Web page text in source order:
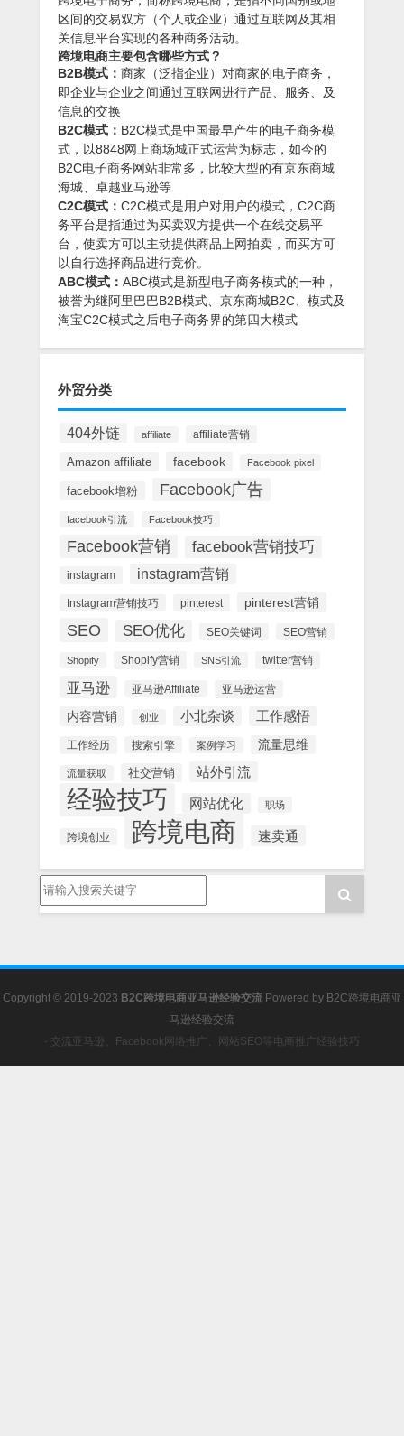
区间的交易双方（个人或企业）通过互联网及其相
关信息平台实现的各种商务活动。
跨境电商主要包含哪些方式？
B2B模式： 商家（泛指企业）对商家的电子商务，
即企业与企业之间通过互联网进行产品、服务、及
信息的交换
B2C模式： B2C模式是中国最早产生的电子商务模
式，以8848网上商场城正式运营为标志，如今的
B2C电子商务网站非常多，比较大型的有京东商城
海城、卓越亚马逊等
C2C模式： C2C模式是用户对用户的模式，C2C商
务平台是指通过为买卖双方提供一个在线交易平
台，使卖方可以主动提供商品上网拍卖，而买方可
以自行选择商品进行竞价。
ABC模式： ABC模式是新型电子商务模式的一种，
被誉为继阿里巴巴B2B模式、京东商城B2C、模式及
淘宝C2C模式之后电子商务界的第四大模式
外贸分类
404外链 affiliate affiliate营销
Amazon affiliate facebook Facebook pixel
facebook增粉 Facebook广告
facebook引流 Facebook技巧
Facebook营销 facebook营销技巧
instagram instagram营销
Instagram营销技巧 pinterest pinterest营销
SEO SEO优化 SEO关键词 SEO营销
Shopify Shopify营销 SNS引流 twitter营销
亚马逊 亚马逊Affiliate 亚马逊运营
内容营销 创业 小北杂谈 工作感悟
工作经历 搜索引擎 案例学习 流量思维
流量获取 社交营销 站外引流
经验技巧 网站优化 职场
跨境创业 跨境电商 速卖通
Copyright © 2019-2023 B2C跨境电商亚马逊经验交流 Powered by B2C跨境电商亚
马逊经验交流
- 交流亚马逊、Facebook网络推广、网站SEO等电商推广经验技巧